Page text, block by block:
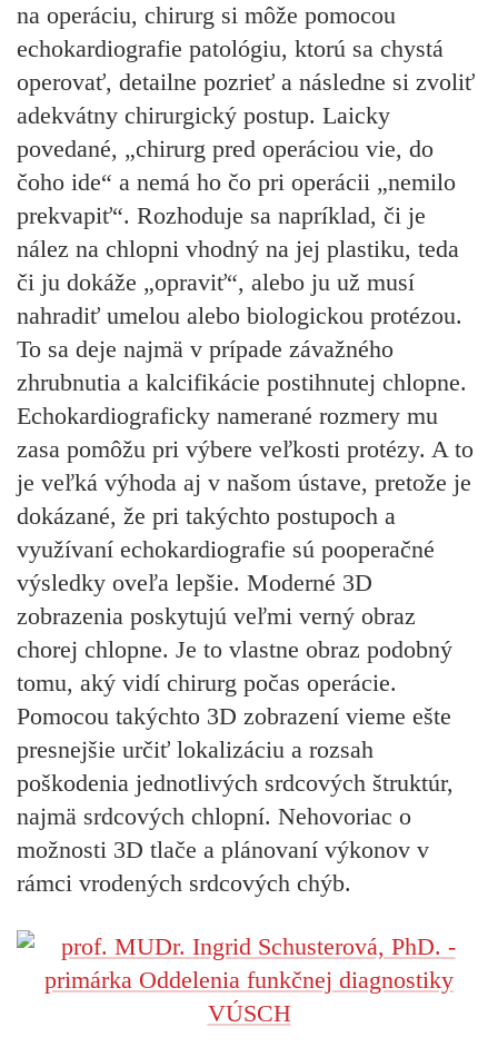
na operáciu, chirurg si môže pomocou
echokardiografie patológiu, ktorú sa chystá
operovať, detailne pozrieť a následne si zvoliť
adekvátny chirurgický postup. Laicky
povedané, „chirurg pred operáciou vie, do
čoho ide“ a nemá ho čo pri operácii „nemilo
prekvapiť“. Rozhoduje sa napríklad, či je
nález na chlopni vhodný na jej plastiku, teda
či ju dokáže „opraviť“, alebo ju už musí
nahradiť umelou alebo biologickou protézou.
To sa deje najmä v prípade závažného
zhrubnutia a kalcifikácie postihnutej chlopne.
Echokardiograficky namerané rozmery mu
zasa pomôžu pri výbere veľkosti protézy. A to
je veľká výhoda aj v našom ústave, pretože je
dokázané, že pri takýchto postupoch a
využívaní echokardiografie sú pooperačné
výsledky oveľa lepšie. Moderné 3D
zobrazenia poskytujú veľmi verný obraz
chorej chlopne. Je to vlastne obraz podobný
tomu, aký vidí chirurg počas operácie.
Pomocou takýchto 3D zobrazení vieme ešte
presnejšie určiť lokalizáciu a rozsah
poškodenia jednotlivých srdcových štruktúr,
najmä srdcových chlopní. Nehovoriac o
možnosti 3D tlače a plánovaní výkonov v
rámci vrodených srdcových chýb.